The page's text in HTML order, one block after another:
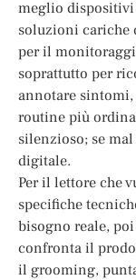
meglio
soluzioni cariche
per il
soprattutto per
annotare
routine più
silenzioso; se
digitale.
Per il lettore che
specifiche
bisogno reale,
confronta il
il grooming,